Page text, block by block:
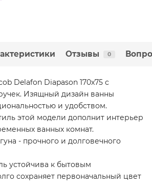
Отзывы 0
Delafon Diapason 170x75 с
Изящный дизайн ванны
и удобством.
этой модели дополнит интерьер
ванных комнат.
- прочного и долговечного
устойчива к бытовым
сохраняет первоначальный цвет